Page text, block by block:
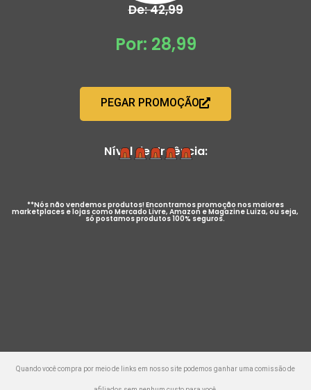
De: 42,99
Por: 28,99
PEGAR PROMOÇÃO
Nível de Urgência:
**Nós não vendemos produtos! Encontramos promoção nos maiores
marketplaces e lojas como Mercado Livre, Amazon e Magazine Luiza, ou seja,
só postamos produtos 100% seguros.
Quando você compra por meio de links em nosso site podemos ganhar uma comissão de